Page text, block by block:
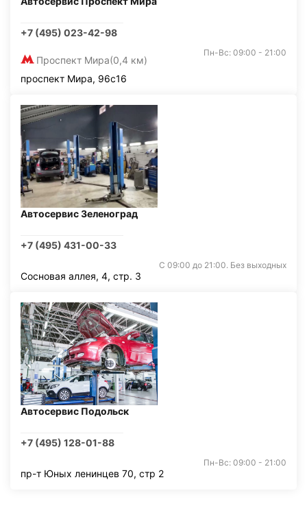
+7 (495) 023-42-98
Проспект Мира(0,4 км)
Пн-Вс: 09:00 - 21:00
проспект Мира, 96с16
Автосервис Зеленоград
+7 (495) 431-00-33
С 09:00 до 21:00. Без выходных
Сосновая аллея, 4, стр. 3
Автосервис Подольск
+7 (495) 128-01-88
Пн-Вс: 09:00 - 21:00
пр-т Юных ленинцев 70, стр 2